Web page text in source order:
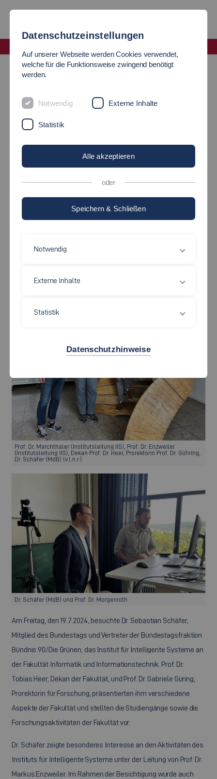
IT-News
AKTUELLES
DR. SEBASTIAN SCHÄFER
(MDB) BESUCHT DAS
INSTITUT FÜR
INTELLIGENTE SYSTEME
Prof. Dr. Marchthaler (Institutsleitung IIS), Prof. Dr. Enzweiler
(Institutsleitung IIS), Dekan Prof. Dr. Heer, Prorektorin Prof. Dr. Gühring,
Dr. Schäfer (MdB) (v.l.n.r.)
Dr. Schäfer (MdB) und Prof. Dr. Morgenroth
Am Freitag, den 19.7.2024, besuchte Dr. Sebastian Schäfer,
Mitglied des Bundestags und Vertreter der Bundestagsfraktion
Bündnis 90/Die Grünen, das Institut für Intelligente Systeme an
der Fakultät Informatik und Informationstechnik. Prof. Dr.
Tobias Heer, Dekan der Fakultät, und Prof. Dr. Gabriele Güring,
Prorektorin für Forschung, präsentierten ihm verschiedene
Aspekte der Fakultät und stellten die Studiengänge sowie die
Forschungsaktivitäten der Fakultät vor.
Dr. Schäfer zeigte besonderes Interesse an den Aktivitäten des
Instituts für Intelligente Systeme unter der Leitung von Prof. Dr.
Markus Enzweiler. Im Rahmen der Besichtigung wurde auch
Datenschutzeinstellungen
Auf unserer Webseite werden Cookies verwendet,
welche für die Funktionsweise zwingend benötigt
werden.
Notwendig Externe Inhalte
Statistik
Alle akzeptieren
oder
Speichern & Schließen
Notwendig
Externe Inhalte
Statistik
Datenschutzhinweise